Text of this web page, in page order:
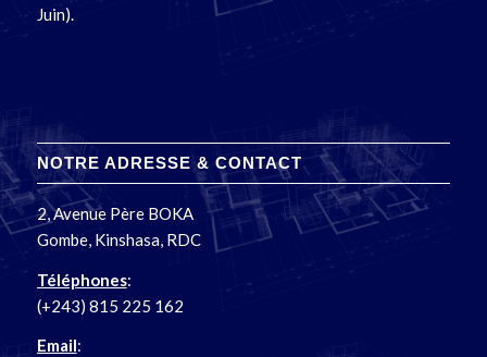
Juin).
NOTRE ADRESSE & CONTACT
2, Avenue Père BOKA
Gombe, Kinshasa, RDC
Téléphones:
(+243) 815 225 162
Email: